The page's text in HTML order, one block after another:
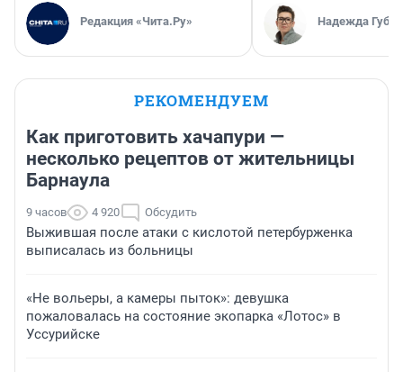
Редакция «Чита.Ру» Надежда
РЕКОМЕНДУЕМ
Как приготовить хачапури —
несколько рецептов от жительницы
Барнаула
9 часов 4 920 Обсудить
Выжившая после атаки с кислотой петербурженка
выписалась из больницы
«Не вольеры, а камеры пыток»: девушка
пожаловалась на состояние экопарка «Лотос» в
Уссурийске